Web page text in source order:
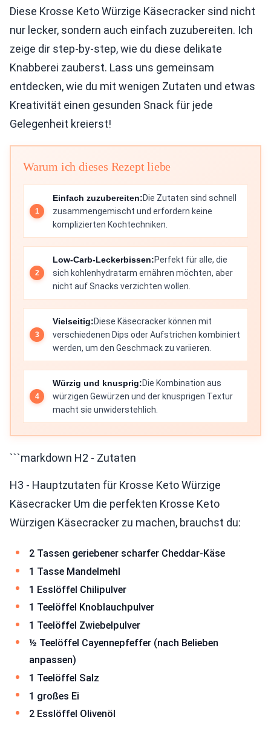
Diese Krosse Keto Würzige Käsecracker sind nicht
nur lecker, sondern auch einfach zuzubereiten. Ich
zeige dir step-by-step, wie du diese delikate
Knabberei zauberst. Lass uns gemeinsam
entdecken, wie du mit wenigen Zutaten und etwas
Kreativität einen gesunden Snack für jede
Gelegenheit kreierst!
Warum ich dieses Rezept liebe
Einfach zuzubereiten:Die Zutaten sind schnell
zusammengemischt und erfordern keine
komplizierten Kochtechniken.
Low-Carb-Leckerbissen:Perfekt für alle, die
sich kohlenhydratarm ernähren möchten, aber
nicht auf Snacks verzichten wollen.
Vielseitig:Diese Käsecracker können mit
verschiedenen Dips oder Aufstrichen kombiniert
werden, um den Geschmack zu variieren.
Würzig und knusprig:Die Kombination aus
würzigen Gewürzen und der knusprigen Textur
macht sie unwiderstehlich.
```markdown H2 - Zutaten
H3 - Hauptzutaten für Krosse Keto Würzige
Käsecracker Um die perfekten Krosse Keto
Würzigen Käsecracker zu machen, brauchst du:
2 Tassen geriebener scharfer Cheddar-Käse
1 Tasse Mandelmehl
1 Esslöffel Chilipulver
1 Teelöffel Knoblauchpulver
1 Teelöffel Zwiebelpulver
½ Teelöffel Cayennepfeffer (nach Belieben
anpassen)
1 Teelöffel Salz
1 großes Ei
2 Esslöffel Olivenöl